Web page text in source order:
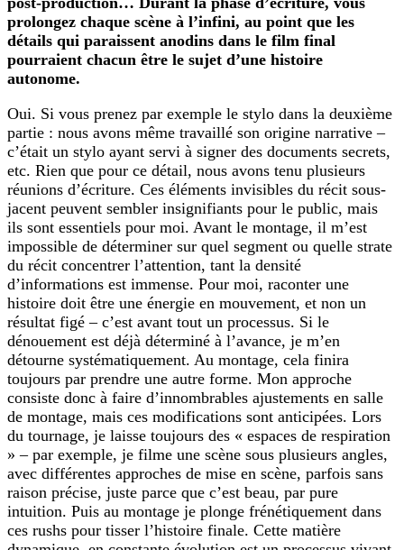
prolongez chaque scène à l’infini, au point que les
détails qui paraissent anodins dans le film final
pourraient chacun être le sujet d’une histoire
autonome.
Oui. Si vous prenez par exemple le stylo dans la deuxième
partie : nous avons même travaillé son origine narrative –
c’était un stylo ayant servi à signer des documents secrets,
etc. Rien que pour ce détail, nous avons tenu plusieurs
réunions d’écriture. Ces éléments invisibles du récit sous-
jacent peuvent sembler insignifiants pour le public, mais
ils sont essentiels pour moi. Avant le montage, il m’est
impossible de déterminer sur quel segment ou quelle strate
du récit concentrer l’attention, tant la densité
d’informations est immense. Pour moi, raconter une
histoire doit être une énergie en mouvement, et non un
résultat figé – c’est avant tout un processus. Si le
dénouement est déjà déterminé à l’avance, je m’en
détourne systématiquement. Au montage, cela finira
toujours par prendre une autre forme. Mon approche
consiste donc à faire d’innombrables ajustements en salle
de montage, mais ces modifications sont anticipées. Lors
du tournage, je laisse toujours des « espaces de respiration
» – par exemple, je filme une scène sous plusieurs angles,
avec différentes approches de mise en scène, parfois sans
raison précise, juste parce que c’est beau, par pure
intuition. Puis au montage je plonge frénétiquement dans
ces rushs pour tisser l’histoire finale. Cette matière